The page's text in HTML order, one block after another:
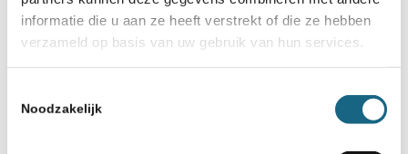
informatie die u aan ze heeft verstrekt of die ze hebben
verzameld op basis van uw gebruik van hun services.
Noodzakelijk